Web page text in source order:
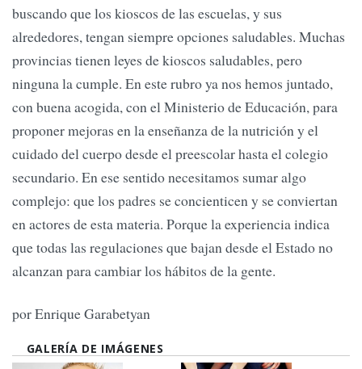
buscando que los kioscos de las escuelas, y sus
alrededores, tengan siempre opciones saludables. Muchas
provincias tienen leyes de kioscos saludables, pero
ninguna la cumple. En este rubro ya nos hemos juntado,
con buena acogida, con el Ministerio de Educación, para
proponer mejoras en la enseñanza de la nutrición y el
cuidado del cuerpo desde el preescolar hasta el colegio
secundario. En ese sentido necesitamos sumar algo
complejo: que los padres se concienticen y se conviertan
en actores de esta materia. Porque la experiencia indica
que todas las regulaciones que bajan desde el Estado no
alcanzan para cambiar los hábitos de la gente.
por Enrique Garabetyan
GALERÍA DE IMÁGENES